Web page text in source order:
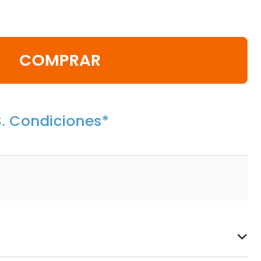
COMPRAR
Condiciones*